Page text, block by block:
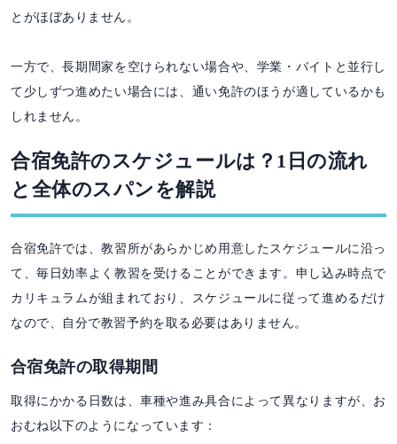
とがほぼありません。
一方で、長期間家を空けられない場合や、学業・バイトと並行し
て少しずつ進めたい場合には、通い免許のほうが適しているかも
しれません。
合宿免許のスケジュールは？1日の流れ
と全体のスパンを解説
合宿免許では、教習所があらかじめ用意したスケジュールに沿っ
て、毎日効率よく教習を受けることができます。申し込み時点で
カリキュラムが組まれており、スケジュールに従って進めるだけ
なので、自分で教習予約を取る必要はありません。
合宿免許の取得期間
取得にかかる日数は、車種や進み具合によって異なりますが、お
おむね以下のようになっています：